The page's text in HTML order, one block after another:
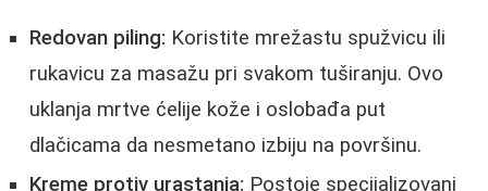
Redovan piling: Koristite mrežastu spužvicu ili
rukavicu za masažu pri svakom tuširanju. Ovo
uklanja mrtve ćelije kože i oslobađa put
dlačicama da nesmetano izbiju na površinu.
Kreme protiv urastanja: Postoje specijalizovani